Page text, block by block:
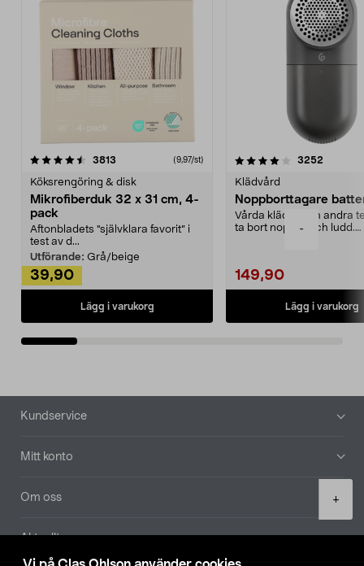
-
+
3813 (9,97/st)
Köksrengöring & disk
Mikrofiberduk 32 x 31 cm, 4-
pack
Aftonbladets "självklara favorit” i
test av d...
Utförande: Grå/beige
39,90
Lägg i varukorg
4.0av 5 stjärnor 3252
Klädvård
Noppborttagare
Vårda kläder och andra
ta bort noppor och ludd.
149,90
Lägg i varukorg
4.5av 5 stjärnor
Sidfot
Kundservice
Mitt konto
Om oss
Aktuellt